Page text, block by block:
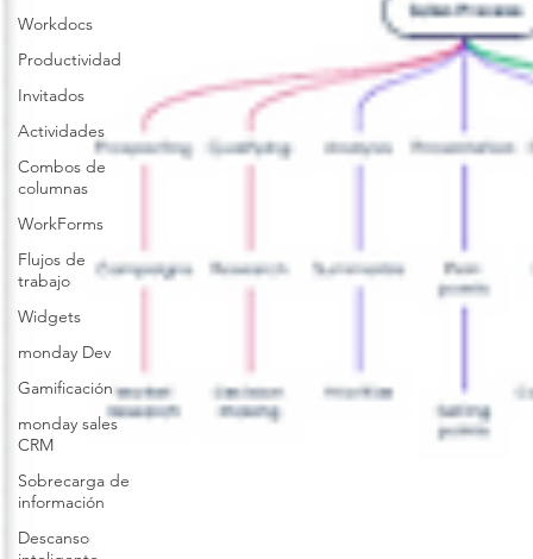
Workdocs
Productividad
Invitados
Actividades
Combos de
columnas
WorkForms
Flujos de
trabajo
Widgets
monday Dev
Gamificación
monday sales
CRM
Sobrecarga de
información
Descanso